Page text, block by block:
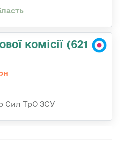
комісії (621
Сил ТрО ЗСУ